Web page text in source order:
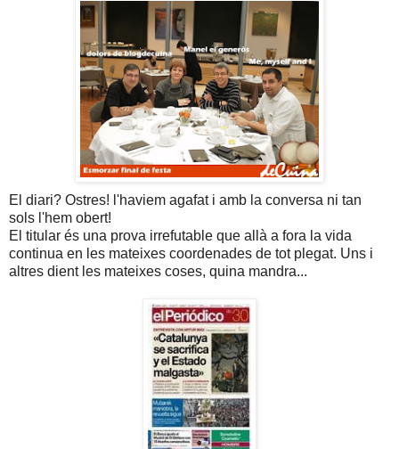
El diari? Ostres! l'haviem agafat i amb la conversa ni tan
sols l'hem obert!
El titular és una prova irrefutable que allà a fora la vida
continua en les mateixes coordenades de tot plegat. Uns i
altres dient les mateixes coses, quina mandra...